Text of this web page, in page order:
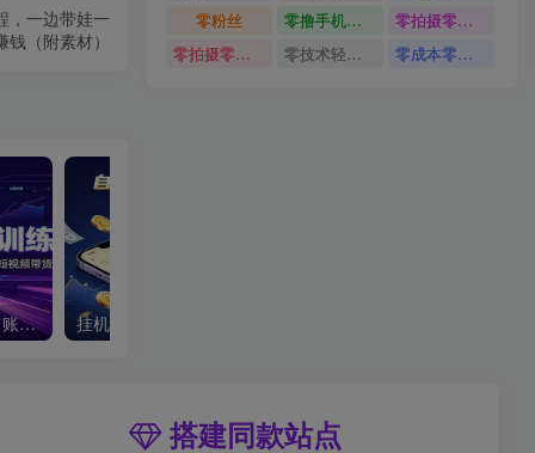
，一边带娃一
钱（附素材）
抖音带货项目落地训练营：账号定位选品全链路教学，零成本获取素材完成短视频带货起号
零粉丝
零撸手机项目
零拍摄零剪辑无需出镜AI批量产出原创视频打造个人IP
零拍摄零剪辑无需出镜
零技术轻松做 零成本零门槛边玩边赚钱的项目多种操作思路
搭建同款站点